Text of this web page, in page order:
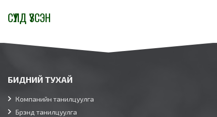
СҮҮЛД ҮЗСЭН
БИДНИЙ ТУХАЙ
Компанийн танилцуулга
Брэнд танилцуулга